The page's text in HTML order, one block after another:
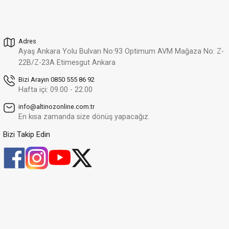
%32
Yeni
Zirkon Taşlı Modern Tasarım Çift Sıra Ayartlanabilir Yeşil Altın Yüzük
16.784,78 TL
Yeni
Modern Ve Zarif Tasarım Şık Yeşil Altın Yüzük
16.823,72 TL
%30
Altınöz Mücevherat
Zirkon Taşlı Modern Tasarım Şık Yeşil Altın Yüzük
Adres
Ayaş Ankara Yolu Bulvarı No:93 Optimum AVM Mağaza No: Z-
22B/Z-23A Etimesgut Ankara
Bizi Arayın 0850 555 86 92
Hafta içi: 09.00 - 22.00
info@altinozonline.com.tr
En kısa zamanda size dönüş yapacağız.
Bizi Takip Edin